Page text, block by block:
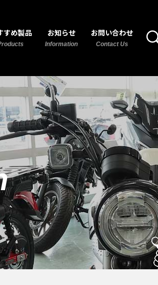
すめ製品 お知らせ
Information
お問い合わせ
Contact Us